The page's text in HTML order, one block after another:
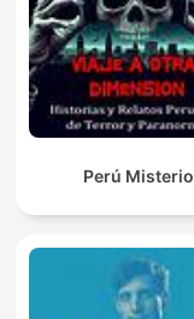
Perú Misterio